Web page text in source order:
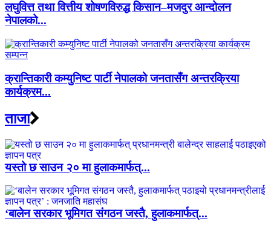
लघुवित्त तथा वित्तीय शोषणविरुद्ध किसान–मजदुर आन्दोलन
नेपालको...
क्रान्तिकारी कम्युनिष्ट पार्टी नेपालको जनतासँग अन्तरक्रिया
कार्यक्रम...
ताजा
यस्तो छ साउन २० मा हुलाकमार्फत्...
‘बालेन सरकार भूमिगत संगठन जस्तै, हुलाकमार्फत्...